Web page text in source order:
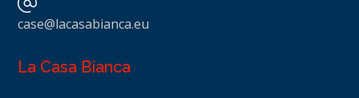
case@lacasabianca.eu
La Casa Bianca